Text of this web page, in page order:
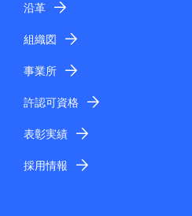
沿革
組織図
事業所
許認可資格
表彰実績
採用情報